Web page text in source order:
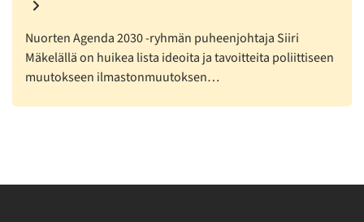
Nuorten Agenda 2030 -ryhmän puheenjohtaja Siiri
Mäkelällä on huikea lista ideoita ja tavoitteita poliittiseen
muutokseen ilmastonmuutoksen…